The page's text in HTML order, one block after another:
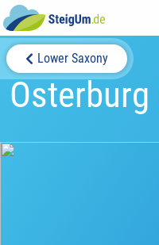
Lower Saxony